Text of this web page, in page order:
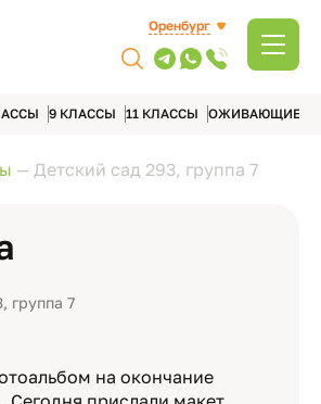
Оренбург
9 КЛАССЫ 11 КЛАССЫ ОЖИВАЮЩИЕ
— Детский сад 293, группа 7
группа 7
на окончание